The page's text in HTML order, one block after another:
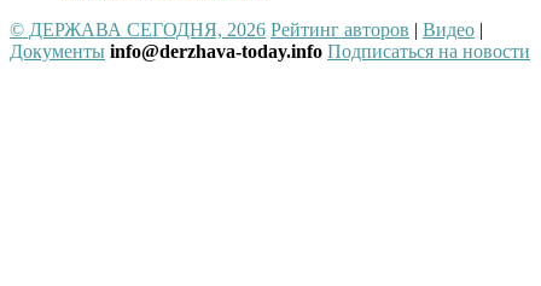
© ДЕРЖАВА СЕГОДНЯ, 2026 Рейтинг авторов | Видео |
Документы info@derzhava-today.info Подписаться на новости